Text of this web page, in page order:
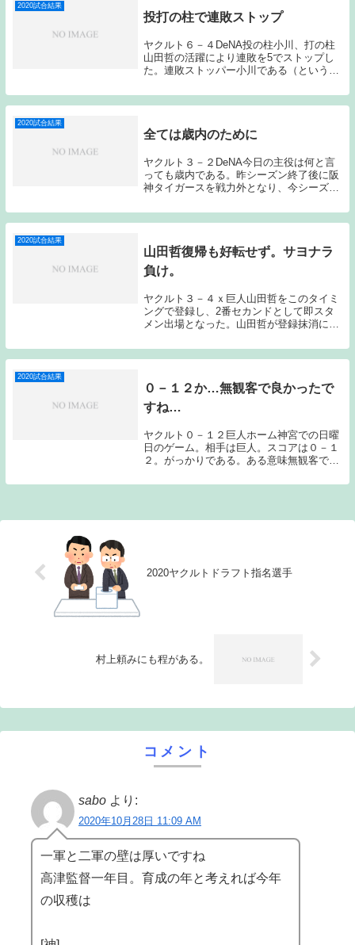
2020試合結果
投打の柱で連敗ストップ
ヤクルト６－４DeNA投の柱小川、打の柱
山田哲の活躍により連敗を5でストップし
た。連敗ストッパー小川である（というよ
況…）。小川はこれで７勝目である。私に
は昨シーズンとのボールの質の違いについ
2020試合結果
全ては歳内のために
ヤクルト３－２DeNA今日の主役は何と言
っても歳内である。昨シーズン終了後に阪
神タイガースを戦力外となり、今シーズン
イナーズでプレーしていた。そこでの活躍
が認められ投手不足に悩むヤクルトスワロ
2020試合結果
山田哲復帰も好転せず。サヨナラ
負け。
ヤクルト３－４ｘ巨人山田哲をこのタイミ
ングで登録し、2番セカンドとして即スタ
メン出場となった。山田哲が登録抹消にな
るのかに注目してみたいという主旨のこと
を書いたのだが、今日の試合での動きを見
2020試合結果
０－１２か…無観客で良かったで
すね…
ヤクルト０－１２巨人ホーム神宮での日曜
日のゲーム。相手は巨人。スコアは０－１
２。がっかりである。ある意味無観客で良
ルトの先発山田大は初回のピンチを上手く
2020ヤクルトドラフト指名選手
村上頼みにも程がある。
コメント
sabo より:
2020年10月28日 11:09 AM
一軍と二軍の壁は厚いですね
高津監督一年目。育成の年と考えれば今年
の収穫は